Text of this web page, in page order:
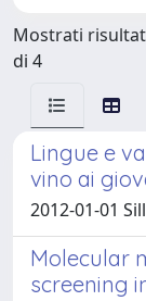
Mostrati
di 4
Lingue e
vino ai
2012-01-01
Molecular
screening